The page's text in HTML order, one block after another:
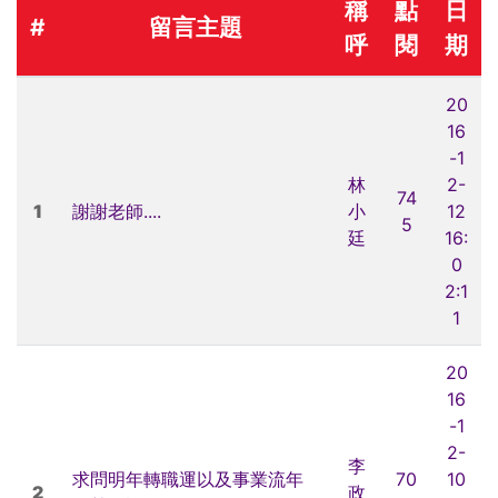
# 留言主題
稱
呼
點
閱
日
期
1 謝謝老師....
林
小
廷
74
5
20
16
-1
2-
12
16:
0
2:1
1
2
求問明年轉職運以及事業流年
李
政
70
20
16
-1
2-
10